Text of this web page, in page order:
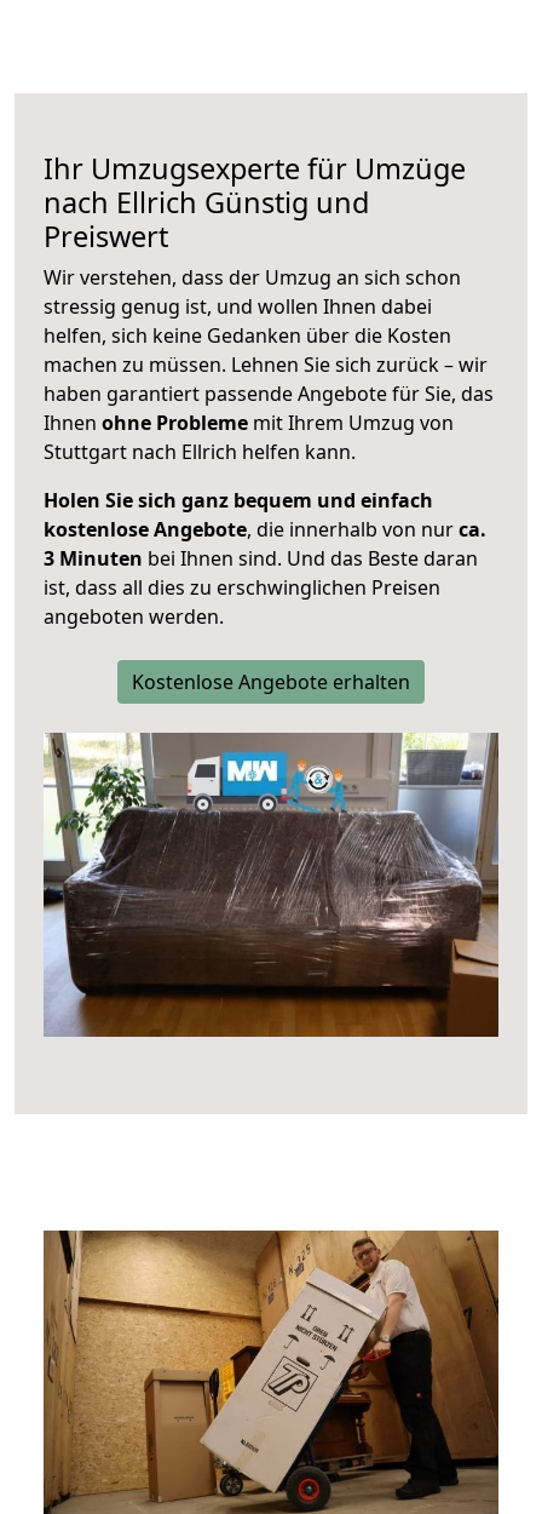
Ihr Umzugsexperte für Umzüge
nach Ellrich Günstig und
Preiswert
Wir verstehen, dass der Umzug an sich schon
stressig genug ist, und wollen Ihnen dabei
helfen, sich keine Gedanken über die Kosten
machen zu müssen. Lehnen Sie sich zurück – wir
haben garantiert passende Angebote für Sie, das
Ihnen ohne Probleme mit Ihrem Umzug von
Stuttgart nach Ellrich helfen kann.
Holen Sie sich ganz bequem und einfach
kostenlose Angebote, die innerhalb von nurca.
3 Minuten bei Ihnen sind. Und das Beste daran
ist, dass all dies zu erschwinglichen Preisen
angeboten werden.
Kostenlose Angebote erhalten